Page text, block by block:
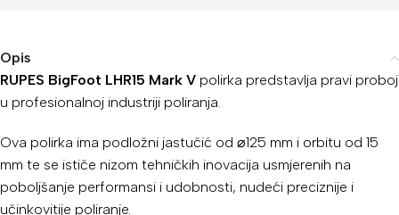
Opis
RUPES BigFoot LHR15 Mark V polirka predstavlja pravi proboj
u profesionalnoj industriji poliranja.
Ova polirka ima podložni jastučić od ⌀125 mm i orbitu od 15
mm te se ističe nizom tehničkih inovacija usmjerenih na
poboljšanje performansi i udobnosti, nudeći preciznije i
učinkovitije poliranje.